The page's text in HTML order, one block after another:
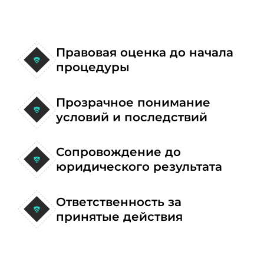
Правовая оценка до начала
процедуры
Прозрачное понимание
условий и последствий
Сопровождение до
юридического результата
Ответственность за
принятые действия